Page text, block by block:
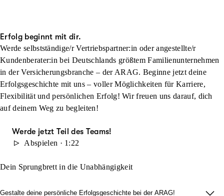
Erfolg beginnt mit dir.
Werde selbstständige/r Vertriebspartner:in oder angestellte/r
Kundenberater:in bei Deutschlands größtem Familienunternehmen
in der Versicherungsbranche – der ARAG. Beginne jetzt deine
Erfolgsgeschichte mit uns – voller Möglichkeiten für Karriere,
Flexibilität und persönlichen Erfolg! Wir freuen uns darauf, dich
auf deinem Weg zu begleiten!
Werde jetzt Teil des Teams!
Abspielen · 1:22
Dein Sprungbrett in die Unabhängigkeit
Gestalte deine persönliche Erfolgsgeschichte bei der ARAG!